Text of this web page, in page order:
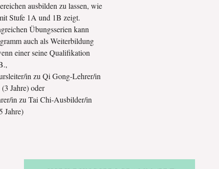
ausbilden zu lassen, wie
Stufe 1A und 1B zeigt.
Übungsserien kann
auch als Weiterbildung
einer seine Qualifikation
in zu Qi Gong-Lehrer/in
Jahre) oder
in zu Tai Chi-Ausbilder/in
Jahre)